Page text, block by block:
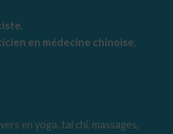
,
en médecine chinoise,
en yoga, tai chi, massages,